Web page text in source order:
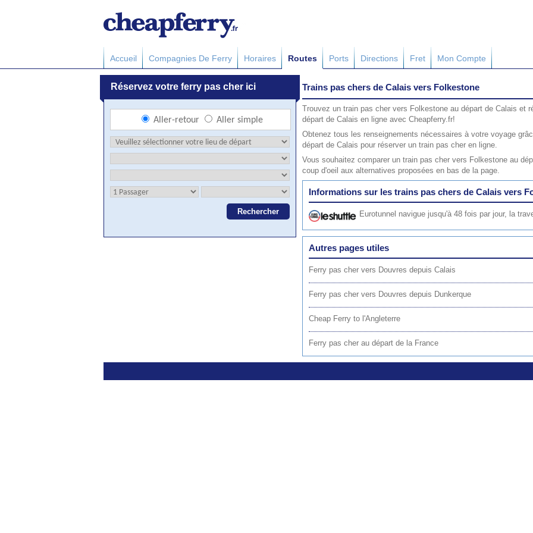
Accueil Compagnies De Ferry Horaires Routes Ports Directions Fret Mon Compte
Trains pas chers de Calais vers Folkestone
Trouvez un train pas cher vers Folkestone au départ de Calais et
départ de Calais en ligne avec Cheapferry.fr!
Obtenez tous les renseignements nécessaires à votre voyage
départ de Calais pour réserver un train pas cher en ligne.
Vous souhaitez comparer un train pas cher vers Folkestone au
coup d'oeil aux alternatives proposées en bas de la page.
Informations sur les trains pas chers de Calais vers
Eurotunnel navigue jusqu'à 48 fois par jour, la
Autres pages utiles
Ferry pas cher vers Douvres depuis Calais
Ferry pas cher vers Douvres depuis Dunkerque
Cheap Ferry to l'Angleterre
Ferry pas cher au départ de la France